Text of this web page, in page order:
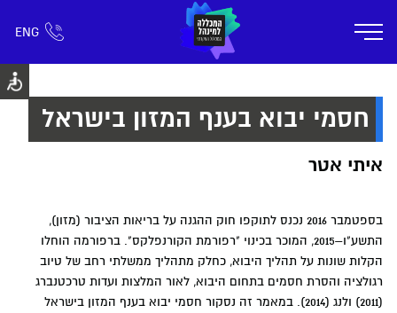
ENG
חפש כל דבר רישום ומידע אזור אישי
אודות תוכניות הלימוד קמפוס דימונה חיי
חסמי יבוא בענף המזון בישראל
איתי אטר
בספטמבר 2016 נכנס לתוקפו חוק ההגנה על בריאות הציבור (מזון),
התשע"ו–2015, המוכר בכינוי "רפורמת הקורנפלקס". ברפורמה הוחלו
הקלות שונות על תהליך היבוא, כחלק מתהליך ממשלתי רחב של טיוב
רגולציה והסרת חסמים בתחום היבוא, לאור המלצות ועדות טרכטנברג
(2011) ולנג (2014). במאמר זה נסקור חסמי יבוא בענף המזון בישראל